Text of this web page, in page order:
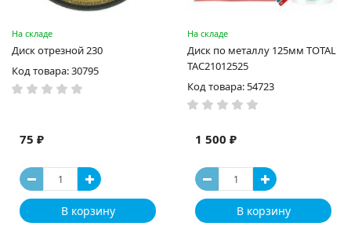
На складе
Диск отрезной 230
Код товара: 30795
75 ₽
В корзину
На складе
Диск по металлу 125мм TOTAL
TAC21012525
Код товара: 54723
1 500 ₽
В корзину